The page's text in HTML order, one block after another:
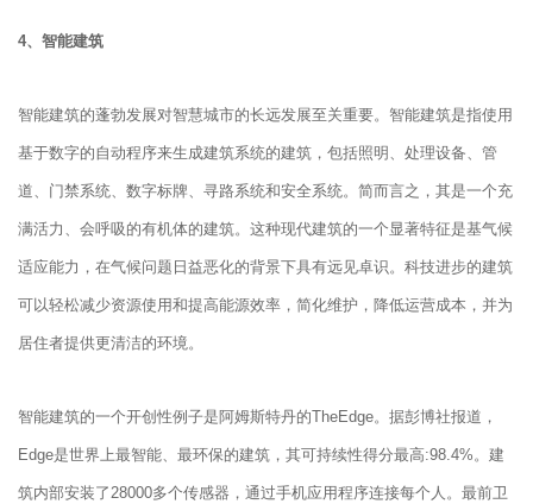
4、智能建筑
智能建筑的蓬勃发展对智慧城市的长远发展至关重要。智能建筑是指使用
基于数字的自动程序来生成建筑系统的建筑，包括照明、处理设备、管
道、门禁系统、数字标牌、寻路系统和安全系统。简而言之，其是一个充
满活力、会呼吸的有机体的建筑。这种现代建筑的一个显著特征是基气候
适应能力，在气候问题日益恶化的背景下具有远见卓识。科技进步的建筑
可以轻松减少资源使用和提高能源效率，简化维护，降低运营成本，并为
居住者提供更清洁的环境。
智能建筑的一个开创性例子是阿姆斯特丹的TheEdge。据彭博社报道，
Edge是世界上最智能、最环保的建筑，其可持续性得分最高:98.4%。建
筑内部安装了28000多个传感器，通过手机应用程序连接每个人。最前卫